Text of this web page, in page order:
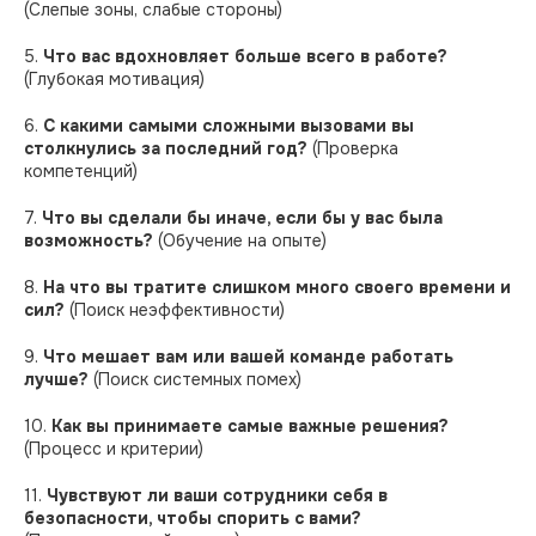
(Слепые зоны, слабые стороны)
5. Что вас вдохновляет больше всего в работе?
(Глубокая мотивация)
6. С какими самыми сложными вызовами вы
столкнулись за последний год? (Проверка
компетенций)
7. Что вы сделали бы иначе, если бы у вас была
возможность? (Обучение на опыте)
8. На что вы тратите слишком много своего времени и
сил? (Поиск неэффективности)
9. Что мешает вам или вашей команде работать
лучше? (Поиск системных помех)
10. Как вы принимаете самые важные решения?
(Процесс и критерии)
11. Чувствуют ли ваши сотрудники себя в
безопасности, чтобы спорить с вами?